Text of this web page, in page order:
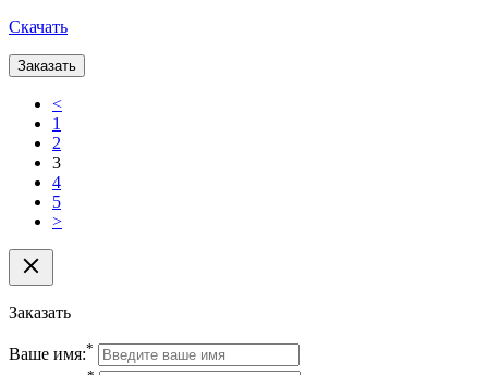
Скачать
Заказать
<
1
2
3
4
5
>
Заказать
Ваше имя:*